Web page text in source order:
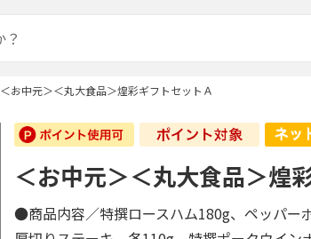
＜お中元＞＜丸大食品＞煌彩ギフトセットＡ
＜お中元＞＜丸大食品＞煌
●商品内容／特撰ロースハム180g、ペッパー